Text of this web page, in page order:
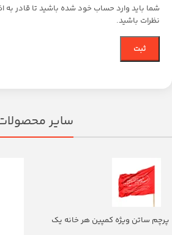
شما باید وارد حساب خود شده باشید تا قادر به
نظرات باشید.
سایر
پرچم ساتن ویژه کمپین هر خانه یک